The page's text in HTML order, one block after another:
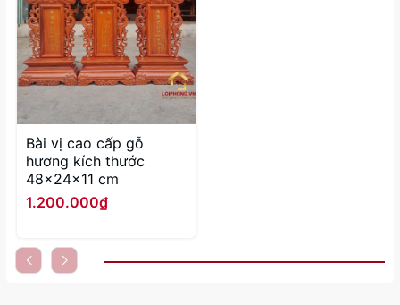
Bài vị cao cấp gỗ
hương kích thước
48x24x11 cm
1.200.000₫